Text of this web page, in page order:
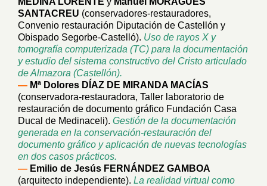
SANTACREU (conservadores-restauradores,
Convenio restauración Diputación de Castellón y
Obispado Segorbe-Castelló). Uso de rayos X y
tomografía computerizada (TC) para la documentación
y estudio del sistema constructivo del Cristo articulado
de Almazora (Castellón).
— Mª Dolores DÍAZ DE MIRANDA MACÍAS
(conservadora-restauradora, Taller laboratorio de
restauración de documento gráfico Fundación Casa
Ducal de Medinaceli). Gestión de la documentación
generada en la conservación-restauración del
documento gráfico y aplicación de nuevas tecnologías
en dos casos prácticos.
— Emilio de Jesús FERNÁNDEZ GAMBOA
(arquitecto independiente). La realidad virtual como